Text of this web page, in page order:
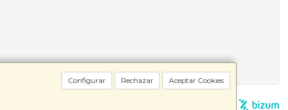
Configurar Rechazar Aceptar Cookies